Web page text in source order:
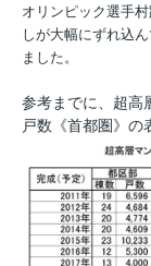
オリンピック選手
しが大幅にずれ込
ました。
参考までに、超高
戸数《首都圏》の